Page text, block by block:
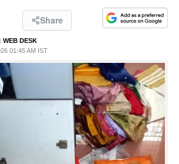
Share
WEB DESK
01:45 AM IST